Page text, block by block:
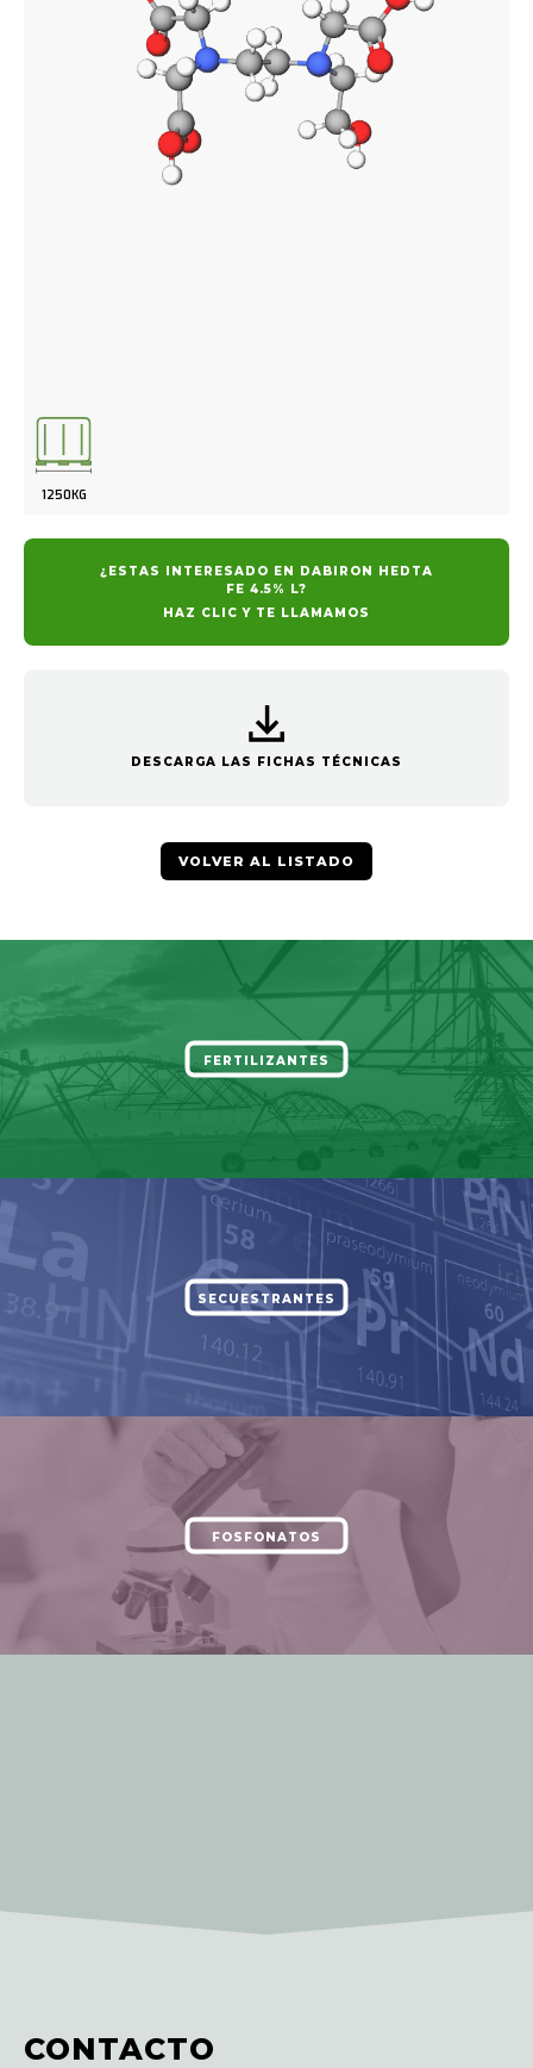
1250KG
¿ESTAS INTERESADO EN DABIRON HEDTA
FE 4.5% L?
HAZ CLIC Y TE LLAMAMOS
DESCARGA LAS FICHAS TÉCNICAS
VOLVER AL LISTADO
FERTILIZANTES
SECUESTRANTES
FOSFONATOS
CONTACTO